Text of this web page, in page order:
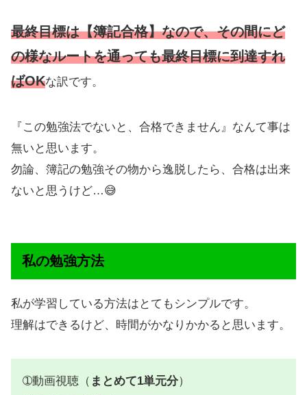
最終目標は【簿記合格】なので、その間にど
の様なルートを通っても最終目標に到達すれ
ばOKな訳です。
『この勉強法でないと、合格できません』なんて事は
無いと思います。
勿論、簿記の勉強その物から逸脱したら、合格は出来
ないと思うけど…😅
私の勉強方法
私が学習している方法はとてもシンプルです。
理解はできるけど、時間がかなりかかると思います。
➀動画視聴（ まとめて1単元分）